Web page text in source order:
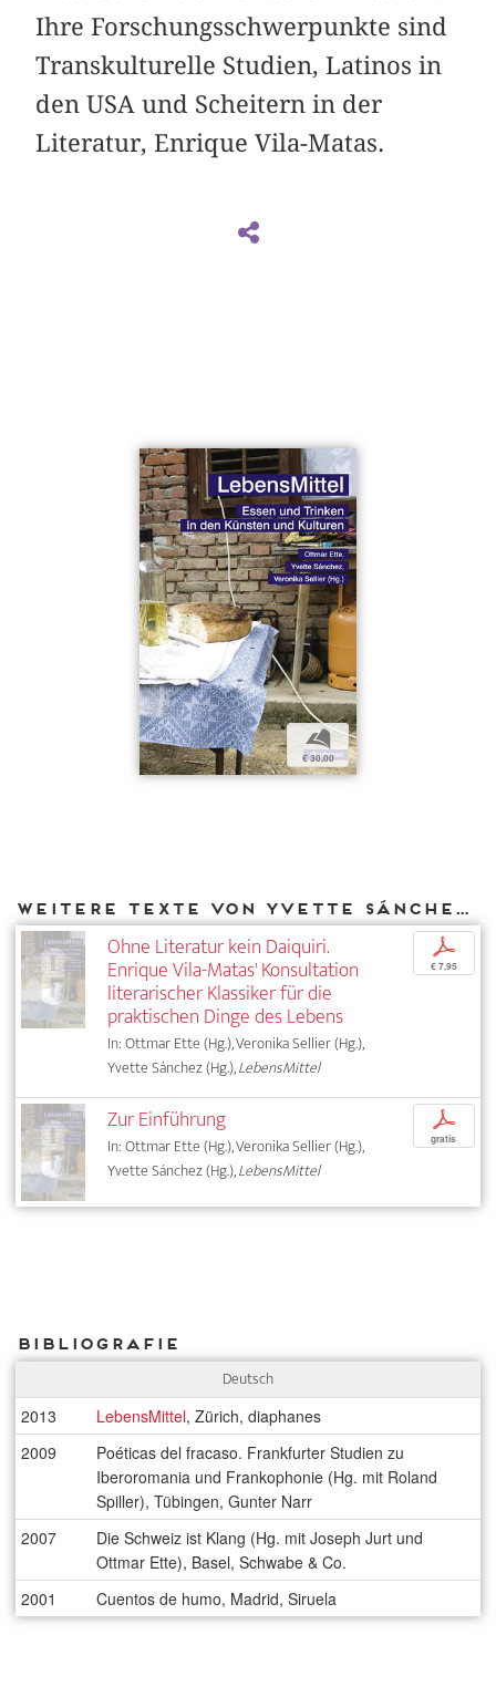
Ihre Forschungsschwerpunkte sind
Transkulturelle Studien, Latinos in
den USA und Scheitern in der
Literatur, Enrique Vila-Matas.
b
€ 30,00
Weitere Texte von Yvette Sánchez bei DIAPHANES
Ohne Literatur kein Daiquiri.
Enrique Vila-Matas' Konsultation
literarischer Klassiker für die
praktischen Dinge des Lebens
In: Ottmar Ette (Hg.), Veronika Sellier (Hg.),
Yvette Sánchez (Hg.),LebensMittel
p
€ 7,95
Zur Einführung
In: Ottmar Ette (Hg.), Veronika Sellier (Hg.),
Yvette Sánchez (Hg.),LebensMittel
p
gratis
Bibliografie
Deutsch
2013 LebensMittel, Zürich, diaphanes
2009
Poéticas del fracaso. Frankfurter Studien zu
Iberoromania und Frankophonie (Hg. mit Roland
Spiller), Tübingen, Gunter Narr
2007
Die Schweiz ist Klang (Hg. mit Joseph Jurt und
Ottmar Ette), Basel, Schwabe & Co.
2001
Cuentos de humo, Madrid, Siruela